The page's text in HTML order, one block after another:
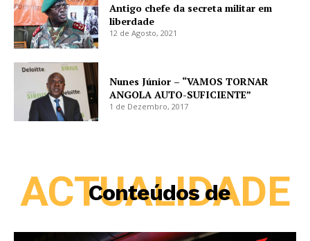
Antigo chefe da secreta militar em
liberdade
12 de Agosto, 2021
Nunes Júnior – “VAMOS TORNAR
ANGOLA AUTO-SUFICIENTE”
1 de Dezembro, 2017
Conteúdos de
ACTUALIDADE